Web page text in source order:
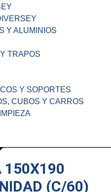
Y ALUMINIOS
TRAPOS
Y SOPORTES
CUBOS Y CARROS
150X190
(C/60)